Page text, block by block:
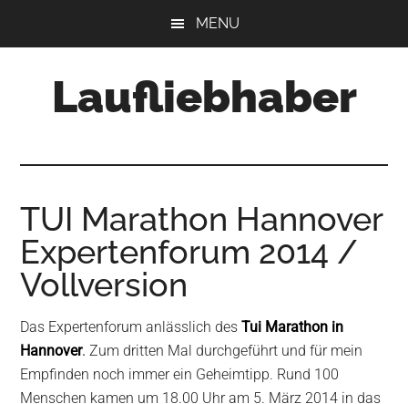
MENU
Laufliebhaber
TUI Marathon Hannover
Expertenforum 2014 /
Vollversion
Das Expertenforum anlässlich des Tui Marathon in
Hannover.Zum dritten Mal durchgeführt und für mein
Empfinden noch immer ein Geheimtipp. Rund 100
Menschen kamen um 18.00 Uhr am 5. März 2014 in das